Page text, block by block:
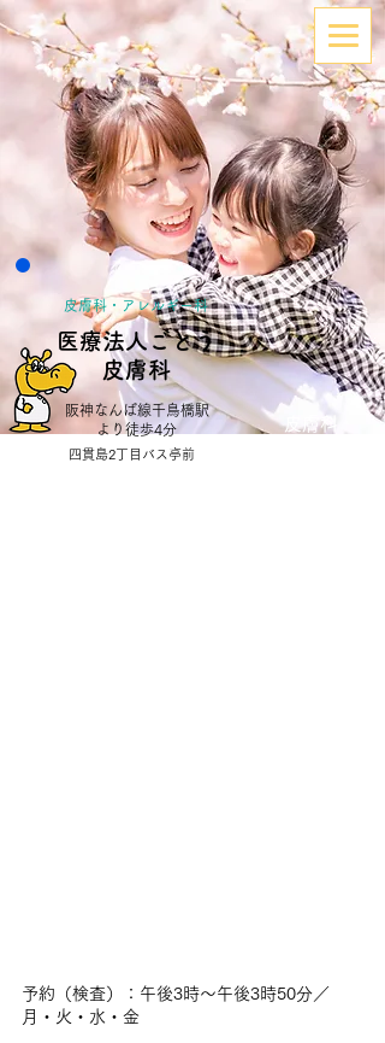
皮膚科
皮膚科・アレルギー科
医療法人ごとう
皮膚科
阪神なんば線千鳥橋駅
より徒歩4分
四貫島2丁目バス亭前
予約（検査）：午後3時～午後3時50分／
月・火・水・金